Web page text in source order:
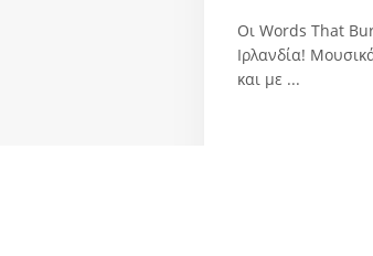
Οι Words That
Ιρλανδία!
και με ...